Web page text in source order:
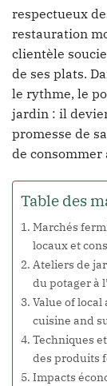
respectueux
restauration
clientèle
de ses plats.
le rythme, le
jardin : il
promesse de
de
Table des
Marchés
locaux et
Ateliers de
du potager à
Value of
cuisine and
Techniques
des produits
Impacts